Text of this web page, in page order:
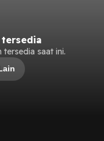
tersedia
saat ini.